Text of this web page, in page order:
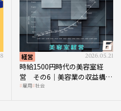
経営 2026.05.21
時給1500円時代の美容室経
営 その6｜美容業の収益構造
を改革する「多次元化」
雇用 社会